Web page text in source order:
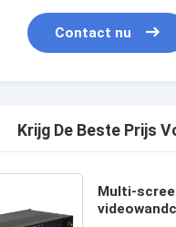
Contact nu
Krijg De Beste Prijs
Multi-